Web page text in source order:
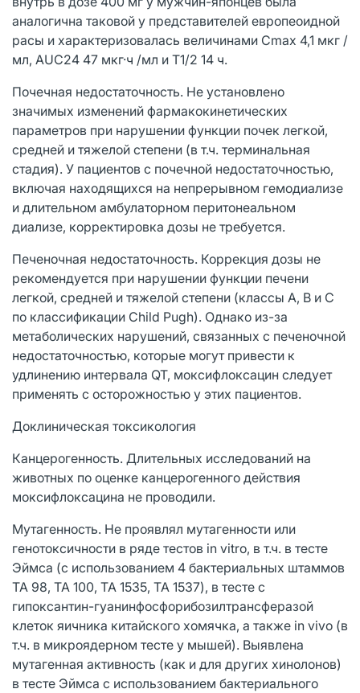
аналогична таковой у представителей европеоидной
расы и характеризовалась величинами Cmax 4,1 мкг /
мл, AUC24 47 мкг·ч /мл и Т1/2 14 ч.
Почечная недостаточность. Не установлено
значимых изменений фармакокинетических
параметров при нарушении функции почек легкой,
средней и тяжелой степени (в т.ч. терминальная
стадия). У пациентов с почечной недостаточностью,
включая находящихся на непрерывном гемодиализе
и длительном амбулаторном перитонеальном
диализе, корректировка дозы не требуется.
Печеночная недостаточность. Коррекция дозы не
рекомендуется при нарушении функции печени
легкой, средней и тяжелой степени (классы A, B и C
по классификации Child Pugh). Однако из-за
метаболических нарушений, связанных с печеночной
недостаточностью, которые могут привести к
удлинению интервала QT, моксифлоксацин следует
применять с осторожностью у этих пациентов.
Доклиническая токсикология
Канцерогенность. Длительных исследований на
животных по оценке канцерогенного действия
моксифлоксацина не проводили.
Мутагенность. Не проявлял мутагенноcти или
генотоксичности в ряде тестов in vitro, в т.ч. в тесте
Эймса (с использованием 4 бактериальных штаммов
TA 98, TA 100, TA 1535, TA 1537), в тесте с
гипоксантин-гуанинфосфорибозилтрансферазой
клеток яичника китайского хомячка, а также in vivo (в
т.ч. в микроядерном тесте у мышей). Выявлена
мутагенная активность (как и для других хинолонов)
в тесте Эймса с использованием бактериального